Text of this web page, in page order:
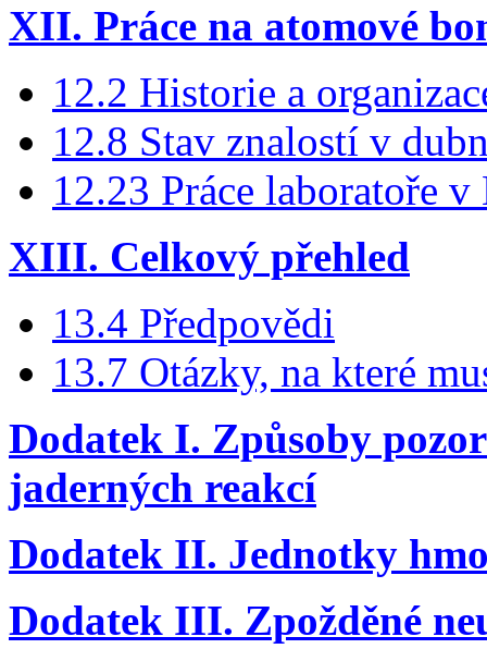
XII. Práce na atomové
12.2 Historie a
12.8 Stav znalostí v
12.23 Práce laboratoře
XIII. Celkový přehled
13.4 Předpovědi
13.7 Otázky, na které
Dodatek I. Způsoby
jaderných reakcí
Dodatek II. Jednotky
Dodatek III. Zpožděné